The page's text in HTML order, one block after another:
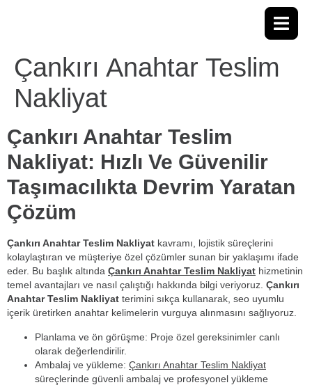
Çankırı Anahtar Teslim
Nakliyat
Çankırı Anahtar Teslim
Nakliyat: Hızlı Ve Güvenilir
Taşımacılıkta Devrim Yaratan
Çözüm
Çankırı Anahtar Teslim Nakliyat kavramı, lojistik süreçlerini
kolaylaştıran ve müşteriye özel çözümler sunan bir yaklaşımı ifade
eder. Bu başlık altında Çankırı Anahtar Teslim Nakliyat hizmetinin
temel avantajları ve nasıl çalıştığı hakkında bilgi veriyoruz. Çankırı
Anahtar Teslim Nakliyat terimini sıkça kullanarak, seo uyumlu
içerik üretirken anahtar kelimelerin vurguya alınmasını sağlıyoruz.
Planlama ve ön görüşme: Proje özel gereksinimler canlı
olarak değerlendirilir.
Ambalaj ve yükleme: Çankırı Anahtar Teslim Nakliyat
süreçlerinde güvenli ambalaj ve profesyonel yükleme